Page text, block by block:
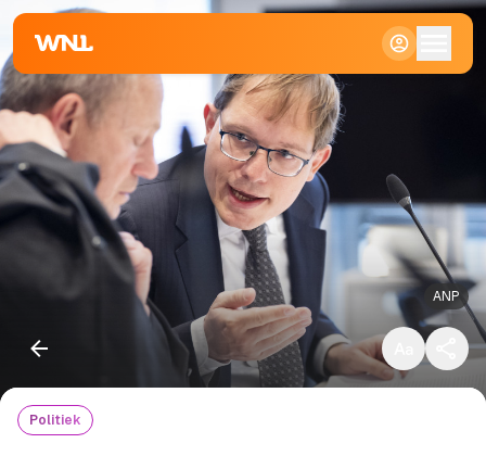
ANP
Standaard
Politiek